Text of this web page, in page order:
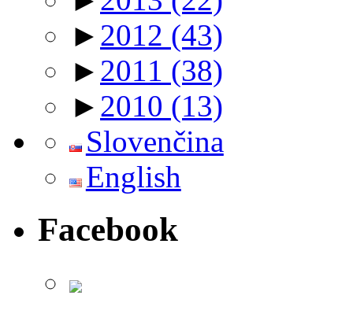
► 2012 (43)
► 2011 (38)
► 2010 (13)
Slovenčina
English
Facebook